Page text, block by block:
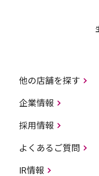
他の店舗を探す
企業情報
採用情報
よくあるご質問
IR情報